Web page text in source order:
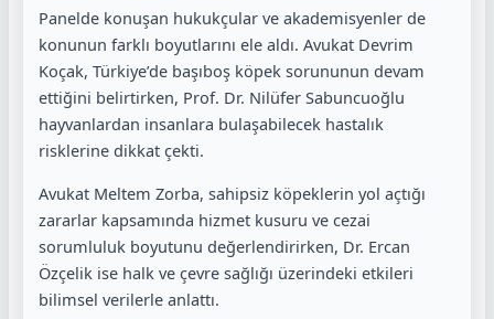
Panelde konuşan hukukçular ve akademisyenler de
konunun farklı boyutlarını ele aldı. Avukat Devrim
Koçak, Türkiye’de başıboş köpek sorununun devam
ettiğini belirtirken, Prof. Dr. Nilüfer Sabuncuoğlu
hayvanlardan insanlara bulaşabilecek hastalık
risklerine dikkat çekti.
Avukat Meltem Zorba, sahipsiz köpeklerin yol açtığı
zararlar kapsamında hizmet kusuru ve cezai
sorumluluk boyutunu değerlendirirken, Dr. Ercan
Özçelik ise halk ve çevre sağlığı üzerindeki etkileri
bilimsel verilerle anlattı.